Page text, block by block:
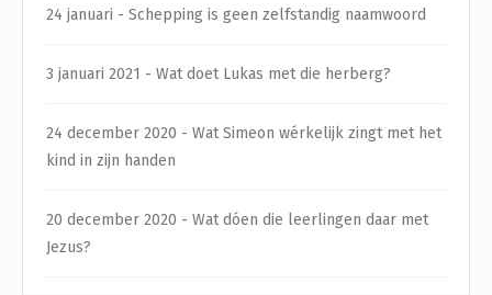
24 januari - Schepping is geen zelfstandig naamwoord
3 januari 2021 - Wat doet Lukas met die herberg?
24 december 2020 - Wat Simeon wérkelijk zingt met het
kind in zijn handen
20 december 2020 - Wat dóen die leerlingen daar met
Jezus?